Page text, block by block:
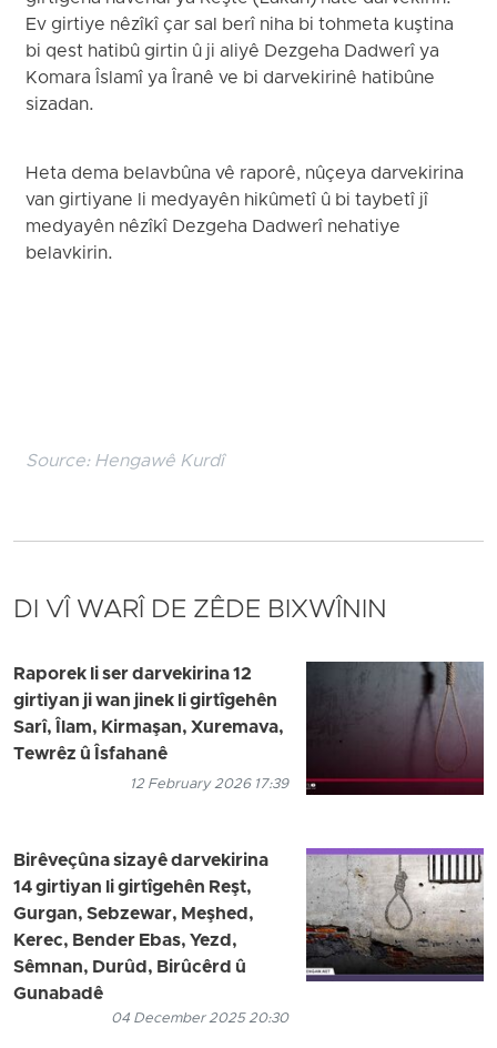
Ev girtiye nêzîkî çar sal berî niha bi tohmeta kuştina
bi qest hatibû girtin û ji aliyê Dezgeha Dadwerî ya
Komara Îslamî ya Îranê ve bi darvekirinê hatibûne
sizadan.
Heta dema belavbûna vê raporê, nûçeya darvekirina
van girtiyane li medyayên hikûmetî û bi taybetî jî
medyayên nêzîkî Dezgeha Dadwerî nehatiye
belavkirin.
Source: Hengawê Kurdî
DI VÎ WARÎ DE ZÊDE BIXWÎNIN
Raporek li ser darvekirina 12
girtiyan ji wan jinek li girtîgehên
Sarî, Îlam, Kirmaşan, Xuremava,
Tewrêz û Îsfahanê
12 February 2026 17:39
Birêveçûna sizayê darvekirina
14 girtiyan li girtîgehên Reşt,
Gurgan, Sebzewar, Meşhed,
Kerec, Bender Ebas, Yezd,
Sêmnan, Durûd, Birûcêrd û
Gunabadê
04 December 2025 20:30